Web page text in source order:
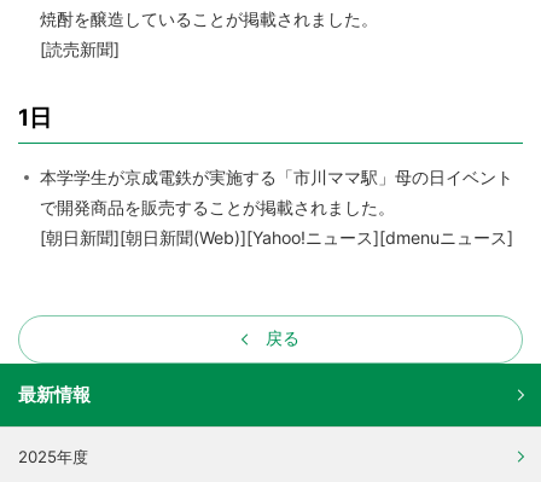
焼酎を醸造していることが掲載されました。
[読売新聞]
1日
本学学生が京成電鉄が実施する「市川ママ駅」母の日イベント
で開発商品を販売することが掲載されました。
[朝日新聞][朝日新聞(Web)][Yahoo!ニュース][dmenuニュース]
戻る
最新情報
2025年度